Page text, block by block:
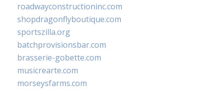
roadwayconstructioninc.com
shopdragonflyboutique.com
sportszilla.org
batchprovisionsbar.com
brasserie-gobette.com
musicrearte.com
morseysfarms.com